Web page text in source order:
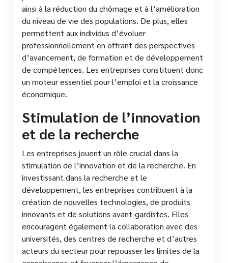
ainsi à la réduction du chômage et à l’amélioration
du niveau de vie des populations. De plus, elles
permettent aux individus d’évoluer
professionnellement en offrant des perspectives
d’avancement, de formation et de développement
de compétences. Les entreprises constituent donc
un moteur essentiel pour l’emploi et la croissance
économique.
Stimulation de l’innovation
et de la recherche
Les entreprises jouent un rôle crucial dans la
stimulation de l’innovation et de la recherche. En
investissant dans la recherche et le
développement, les entreprises contribuent à la
création de nouvelles technologies, de produits
innovants et de solutions avant-gardistes. Elles
encouragent également la collaboration avec des
universités, des centres de recherche et d’autres
acteurs du secteur pour repousser les limites de la